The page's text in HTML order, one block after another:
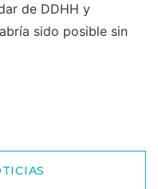
de DDHH y
sido posible sin